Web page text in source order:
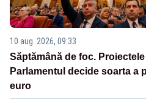
10 aug. 2026, 09:33
Săptămână de foc.
Parlamentul decide soarta a
euro